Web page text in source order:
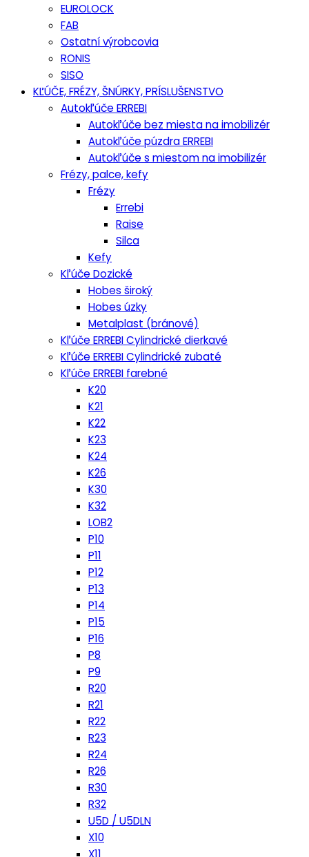
EUROLOCK
FAB
Ostatní výrobcovia
RONIS
SISO
KĽÚČE, FRÉZY, ŠNÚRKY, PRÍSLUŠENSTVO
Autokľúče ERREBI
Autokľúče bez miesta na imobilizér
Autokľúče púzdra ERREBI
Autokľúče s miestom na imobilizér
Frézy, palce, kefy
Frézy
Errebi
Raise
Silca
Kefy
Kľúče Dozické
Hobes široký
Hobes úzky
Metalplast (bránové)
Kľúče ERREBI Cylindrické dierkavé
Kľúče ERREBI Cylindrické zubaté
Kľúče ERREBI farebné
K20
K21
K22
K23
K24
K26
K30
K32
LOB2
P10
P11
P12
P13
P14
P15
P16
P8
P9
R20
R21
R22
R23
R24
R26
R30
R32
U5D / U5DLN
X10